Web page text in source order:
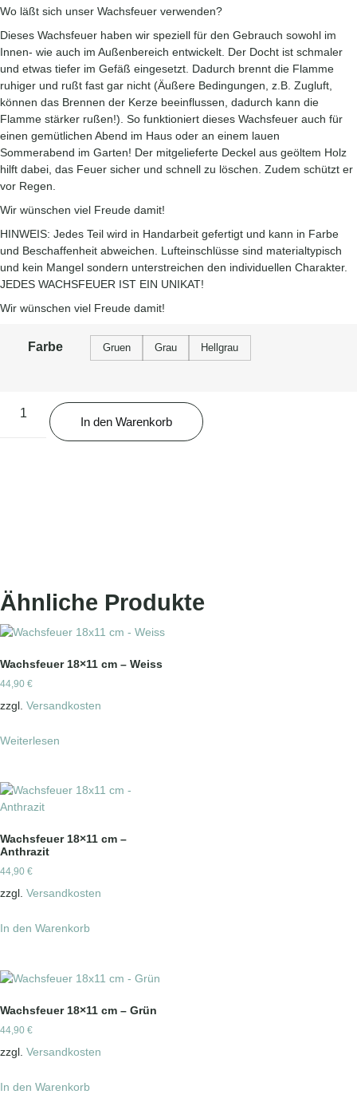
Wo läßt sich unser Wachsfeuer verwenden?
Dieses Wachsfeuer haben wir speziell für den Gebrauch sowohl im
Innen- wie auch im Außenbereich entwickelt. Der Docht ist schmaler
und etwas tiefer im Gefäß eingesetzt. Dadurch brennt die Flamme
ruhiger und rußt fast gar nicht (Äußere Bedingungen, z.B. Zugluft,
können das Brennen der Kerze beeinflussen, dadurch kann die
Flamme stärker rußen!). So funktioniert dieses Wachsfeuer auch für
einen gemütlichen Abend im Haus oder an einem lauen
Sommerabend im Garten! Der mitgelieferte Deckel aus geöltem Holz
hilft dabei, das Feuer sicher und schnell zu löschen. Zudem schützt er
vor Regen.
Wir wünschen viel Freude damit!
HINWEIS: Jedes Teil wird in Handarbeit gefertigt und kann in Farbe
und Beschaffenheit abweichen. Lufteinschlüsse sind materialtypisch
und kein Mangel sondern unterstreichen den individuellen Charakter.
JEDES WACHSFEUER IST EIN UNIKAT!
Wir wünschen viel Freude damit!
Farbe Gruen Grau Hellgrau
In den Warenkorb
Ähnliche Produkte
Wachsfeuer 18×11 cm – Weiss
44,90 €
zzgl. Versandkosten
Weiterlesen
Wachsfeuer 18×11 cm –
Anthrazit
44,90 €
zzgl. Versandkosten
In den Warenkorb
Wachsfeuer 18×11 cm – Grün
44,90 €
zzgl. Versandkosten
In den Warenkorb